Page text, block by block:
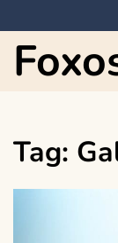
to
content
Tag: